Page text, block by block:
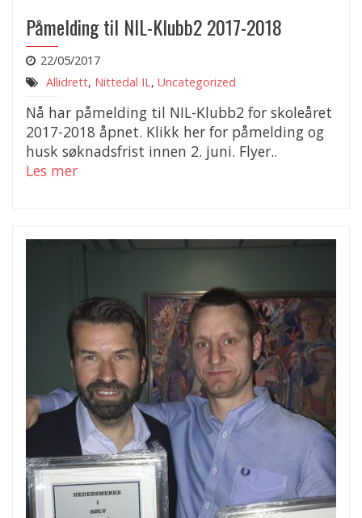
Påmelding til NIL-Klubb2 2017-2018
22/05/2017
Allidrett, Nittedal IL, Uncategorized
Nå har påmelding til NIL-Klubb2 for skoleåret
2017-2018 åpnet. Klikk her for påmelding og
husk søknadsfrist innen 2. juni. Flyer..
Les mer